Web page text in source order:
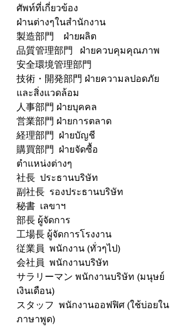
ศัพท์ที่เกี่ยวข้อง
ฝ่านต่างๆในสำนักงาน
製造部門　ฝ่ายผลิต
品質管理部門   ฝ่ายควบคุมคุณภาพ
安全環境管理部門
技術・開発部門 ฝ่ายความลปอดภัย
และสิ่งแวดล้อม
人事部門 ฝ่ายบุคคล
営業部門 ฝ่ายการตลาด
経理部門  ฝ่ายบัญชี
購買部門  ฝ่ายจัดซื้อ
ตำแหน่งต่างๆ
社長  ประธานบริษัท
副社長  รองประธานบริษัท
秘書  เลขาฯ
部長 ผู้จัดการ
工場長 ผู้จัดการโรงงาน
従業員  พนักงาน (ทั่วๆไป)
会社員  พนักงานบริษัท
サラリーマン พนักงานบริษัท (มนุษย์
เงินเดือน)
スタッフ  พนักงานออฟฟิศ (ใช้บ่อยใน
ภาษาพูด)